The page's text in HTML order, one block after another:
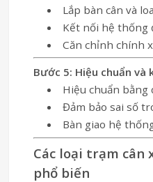
Lắp bàn cân và
Kết nối hệ thống
Căn chỉnh chính
Bước 5: Hiệu chuẩn và
Hiệu chuẩn bằng
Đảm bảo sai số
Bàn giao hệ
Các loại trạm cân
phổ biến